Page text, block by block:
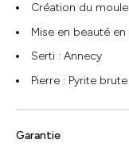
Création du
Mise en beauté
Serti : Annecy
Pierre : Pyrite
Garantie